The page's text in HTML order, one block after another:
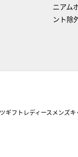
ニアム
ント除
ギフト レディース メンズキ